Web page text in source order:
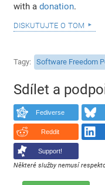
with adonation.
diskutujte o tom
Tagy Software Freedom
Sdílet a
Fediverse
Reddit
Support!
Některé služby nemusí